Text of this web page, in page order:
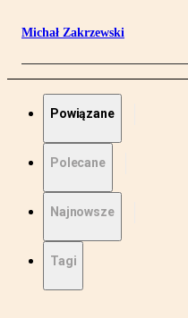
Michał Zakrzewski
Powiązane
Polecane
Najnowsze
Tagi